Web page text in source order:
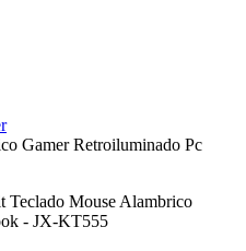
Gamer Retroiluminado Pc